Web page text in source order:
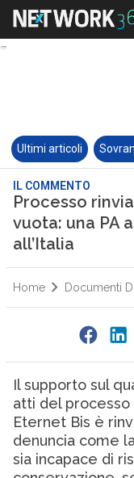
Ultimi articoli
IL COMMENTO
Processo
vuota: una PA
all’Italia
Home Documenti
Il supporto sul
atti del
Eternet Bis è
denuncia come
sia incapace di